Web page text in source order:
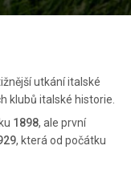
utkání italské
klubů italské historie.
1898, ale první
, která od počátku